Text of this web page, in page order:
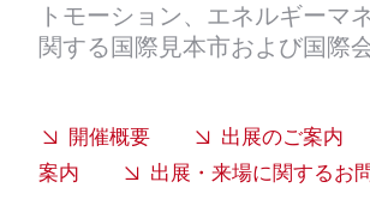
トモーション、エネルギーマ
関する国際見本市および国際
開催概要 出展のご案内
案内
出展・来場に関するお